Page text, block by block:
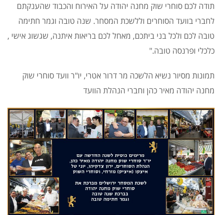
תודה לכם סוחרי שוק מחנה יהודה על האירוח והכבוד שהענקתם
לחברי בוועד הסוחרים וללשכת המסחר. שנה טובה וגמר חתימה
טובה לכם ולכל בני ביתכם, מאחל לכם בריאות איתנה, שגשוג אישי ,
כלכלי ופרנסה טובה."
תמונות מסיור נשיא הלשכה מר דרור אטרי, יו"ר וועד סוחרי שוק
מחנה יהודה מאיר כהן וחברי הנהלת הוועד